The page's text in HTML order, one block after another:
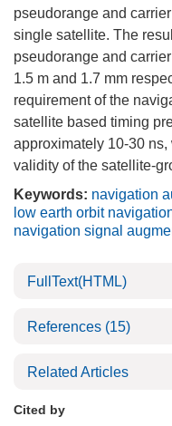
pseudorange and
single satellite. The
pseudorange and
1.5 m and 1.7 mm
requirement of the
satellite based timing
approximately 10-30
validity of the satellite-
Keywords: navigation
low earth orbit
navigation signal
FullText(HTML)
References (15)
Related Articles
Cited by